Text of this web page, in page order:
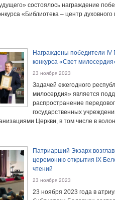
состоялось награждение
«Библиотека – центр
Награждены победители IV
конкурса «Свет
23 ноября 2023
Задачей ежегодного
милосердия» является
распространение
государственных
Церкви, в том числе в
Патриарший Экзарх
церемонию открытия IX
чтений
23 ноября 2023
23 ноября 2023 года в